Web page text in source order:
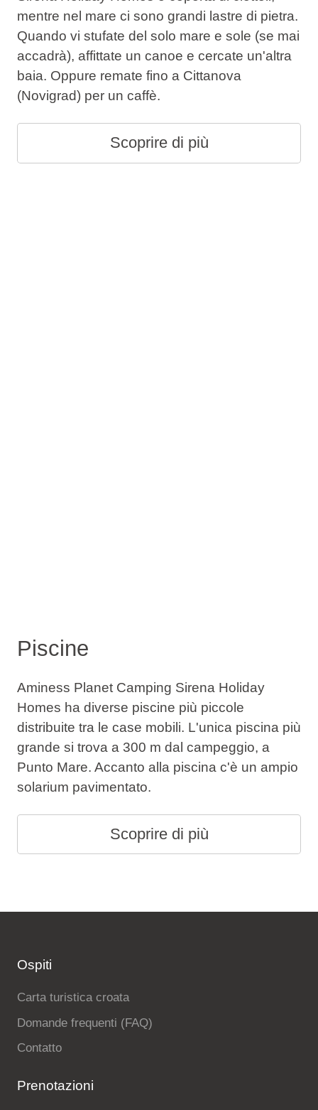
mentre nel mare ci sono grandi lastre di pietra.
Quando vi stufate del solo mare e sole (se mai
accadrà), affittate un canoe e cercate un'altra
baia. Oppure remate fino a Cittanova
(Novigrad) per un caffè.
Scoprire di più
Piscine
Aminess Planet Camping Sirena Holiday
Homes ha diverse piscine più piccole
distribuite tra le case mobili. L'unica piscina più
grande si trova a 300 m dal campeggio, a
Punto Mare. Accanto alla piscina c'è un ampio
solarium pavimentato.
Scoprire di più
Ospiti
Carta turistica croata
Domande frequenti (FAQ)
Contatto
Prenotazioni